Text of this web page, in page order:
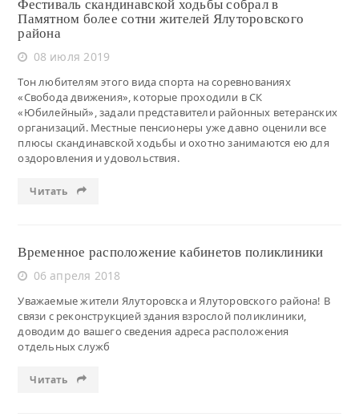
Фестиваль скандинавской ходьбы собрал в
Памятном более сотни жителей Ялуторовского
района
08 июля 2019
Тон любителям этого вида спорта на соревнованиях
«Свобода движения», которые проходили в СК
«Юбилейный», задали представители районных ветеранских
организаций. Местные пенсионеры уже давно оценили все
плюсы скандинавской ходьбы и охотно занимаются ею для
оздоровления и удовольствия.
Читать
Временное расположение кабинетов поликлиники
06 апреля 2018
Уважаемые жители Ялуторовска и Ялуторовского района! В
связи с реконструкцией здания взрослой поликлиники,
доводим до вашего сведения адреса расположения
отдельных служб
Читать